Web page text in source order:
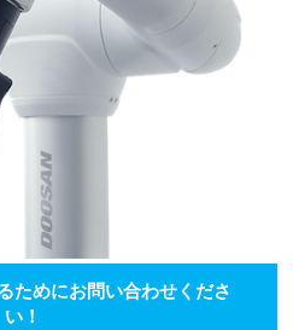
ためにお問い合わせくださ
い！